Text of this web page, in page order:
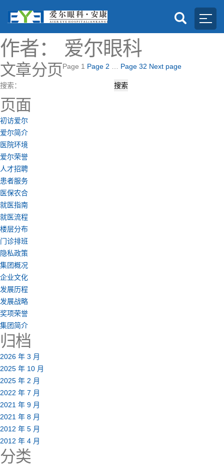
作者： 爱尔眼科
文章分页Page 1 Page 2 Page32 Next page
搜索：
页面
初访爱尔
爱尔简介
医院环境
爱尔荣誉
人才招聘
患者服务
医保农合
就医指南
就医流程
楼层分布
门诊排班
隐私政策
集团概况
企业文化
发展历程
发展战略
奖项荣誉
集团简介
归档
2026 年 3 月
2025 年 10 月
2025 年 2 月
2022 年 7 月
2021 年 9 月
2021 年 8 月
2012 年 5 月
2012 年 4 月
分类